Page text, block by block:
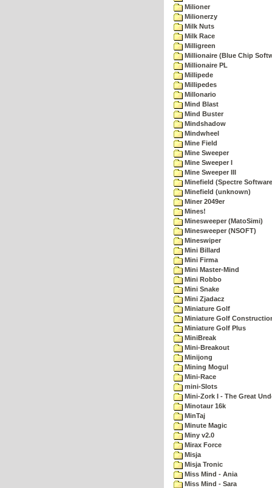
Milioner
Milionerzy
Milk Nuts
Milk Race
Milligreen
Millionaire (Blue Chip
Millionaire PL
Millipede
Millipedes
Millonario
Mind Blast
Mind Buster
Mindshadow
Mindwheel
Mine Field
Mine Sweeper
Mine Sweeper I
Mine Sweeper III
Minefield (Spectre
Minefield (unknown)
Miner 2049er
Mines!
Minesweeper (MatoSimi)
Minesweeper (NSOFT)
Mineswiper
Mini Billard
Mini Firma
Mini Master-Mind
Mini Robbo
Mini Snake
Mini Zjadacz
Miniature Golf
Miniature Golf
Miniature Golf Plus
MiniBreak
Mini-Breakout
Minijong
Mining Mogul
Mini-Race
mini-Slots
Mini-Zork I - The Great
Minotaur 16k
MinTaj
Minute Magic
Miny v2.0
Mirax Force
Misja
Misja Tronic
Miss Mind - Ania
Miss Mind - Sara